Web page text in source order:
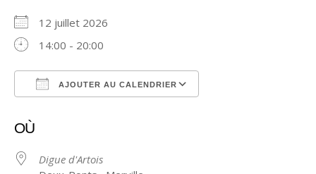
12 juillet 2026
14:00 - 20:00
AJOUTER AU CALENDRIER
OÙ
Digue d'Artois